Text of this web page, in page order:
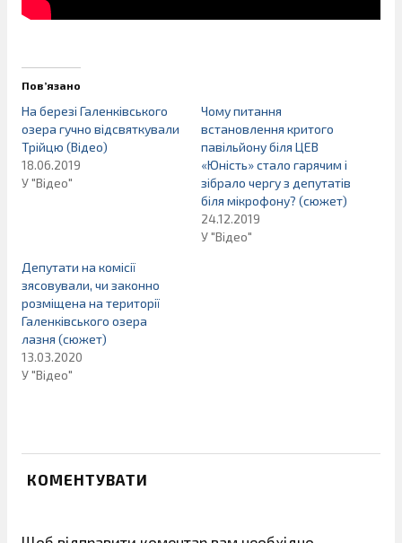
Пов’язано
На березі Галенківського
озера гучно відсвяткували
Трійцю (Відео)
18.06.2019
У "Відео"
Чому питання
встановлення критого
павільйону біля ЦЕВ
«Юність» стало гарячим і
зібрало чергу з депутатів
біля мікрофону? (сюжет)
24.12.2019
У "Відео"
Депутати на комісії
зясовували, чи законно
розміщена на території
Галенківського озера
лазня (сюжет)
13.03.2020
У "Відео"
КОМЕНТУВАТИ